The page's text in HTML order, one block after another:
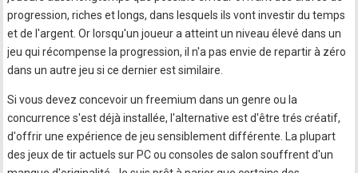
progression, riches et longs, dans lesquels ils vont investir du temps
et de l'argent. Or lorsqu'un joueur a atteint un niveau élevé dans un
jeu qui récompense la progression, il n'a pas envie de repartir à zéro
dans un autre jeu si ce dernier est similaire.
Si vous devez concevoir un freemium dans un genre ou la
concurrence s'est déjà installée, l'alternative est d'être trés créatif,
d'offrir une expérience de jeu sensiblement différente. La plupart
des jeux de tir actuels sur PC ou consoles de salon souffrent d'un